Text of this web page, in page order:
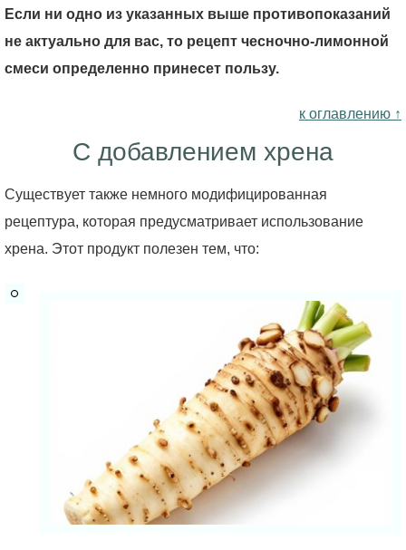
Если ни одно из указанных выше противопоказаний
не актуально для вас, то рецепт чесночно-лимонной
смеси определенно принесет пользу.
к оглавлению ↑
С добавлением хрена
Существует также немного модифицированная
рецептура, которая предусматривает использование
хрена. Этот продукт полезен тем, что: